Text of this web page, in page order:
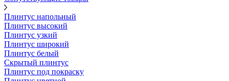
Плинтус напольный
Плинтус высокий
Плинтус узкий
Плинтус широкий
Плинтус белый
Скрытый плинтус
Плинтус под покраску